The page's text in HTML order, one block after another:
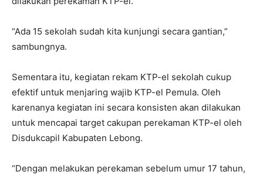
“Ada 15 sekolah sudah kita kunjungi secara gantian,”
sambungnya.
Sementara itu, kegiatan rekam KTP-el sekolah cukup
efektif untuk menjaring wajib KTP-el Pemula. Oleh
karenanya kegiatan ini secara konsisten akan dilakukan
untuk mencapai target cakupan perekaman KTP-el oleh
Disdukcapil Kabupaten Lebong.
“Dengan melakukan perekaman sebelum umur 17 tahun,